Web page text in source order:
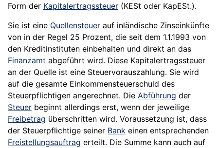
Form der Kapitalertragssteuer (KESt oder KapESt.).
Sie ist eine Quellensteuer auf inländische Zinseinkünfte
von in der Regel 25 Prozent, die seit dem 1.1.1993 von
den Kreditinstituten einbehalten und direkt an das
Finanzamt abgeführt wird. Diese Kapitalertragssteuer
an der Quelle ist eine Steuervorauszahlung. Sie wird
auf die gesamte Einkommensteuerschuld des
Steuerpflichtigen angerechnet. Die Abführung der
Steuer beginnt allerdings erst, wenn der jeweilige
Freibetrag überschritten wird. Voraussetzung ist, dass
der Steuerpflichtige seiner Bank einen entsprechenden
Freistellungsauftrag erteilt. Die Summe kann auch auf